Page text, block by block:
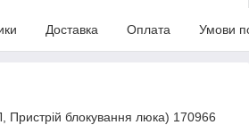
Доставка Оплата Умови
Пристрій блокування люка) 170966